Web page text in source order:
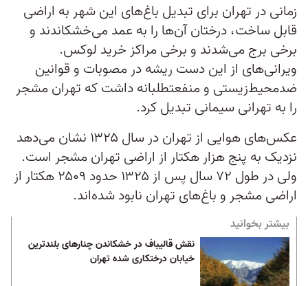
زمانی در تهران برای تبدیل باغ‌‎‌های این شهر به اراضی
قابل ساخت، درختان آن‌‌ها را به عمد می‎‌خشکاندند و
برخی برج می‌‎شدند و برخی مراکز خرید لوکس.
ویرانی‌‎های از این دست ریشه در مصوبات و قوانین
ضدمحیط‌‎زیستی و منفعت‎طلبانه داشت که تهران مشجر
را به تهرانی سیمانی تبدیل کرد.
عکس‎‌های هوایی از تهران در سال ۱۳۲۵ نشان می‌‎دهد
نزدیک به پنج هزار هکتار از اراضی تهران مشجر است.
ولی در طول ۷۲ سال پس از ۱۳۲۵ حدود ۲۵۰۹ هکتار از
اراضی مشجر و باغ‌‌های تهران نابود شده‌‌اند.
بیشتر بخوانید
نقش قالیباف در خشکاندن چنارهای بلندترین
خیابان درختکاری شده تهران